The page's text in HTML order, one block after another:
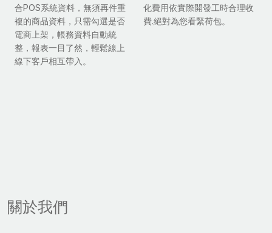
合POS系統資料，無須再件重
複的商品資料，只需勾選是否
電商上架，帳務資料自動統
整，報表一目了然，輕鬆線上
線下客戶相互帶入。
化費用依實際開發工時合理收
費.絕對為您看緊荷包。
關於我們